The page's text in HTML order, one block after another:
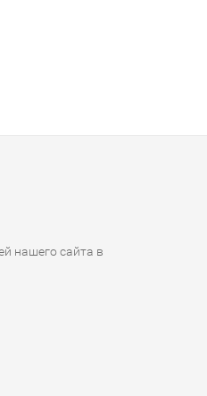
нашего сайта в